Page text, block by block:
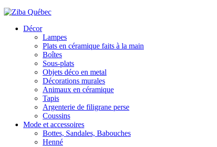
Décor
Lampes
Plats en céramique faits à la main
Boîtes
Sous-plats
Objets déco en metal
Décorations murales
Animaux en céramique
Tapis
Argenterie de filigrane perse
Coussins
Mode et accessoires
Bottes, Sandales, Babouches
Henné